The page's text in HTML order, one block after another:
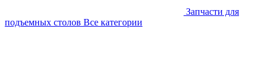
Запчасти для
подъемных столов Все категории